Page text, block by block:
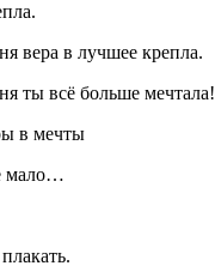
вера в лучшее крепла.
ты всё больше мечтала!
в мечты
мало…